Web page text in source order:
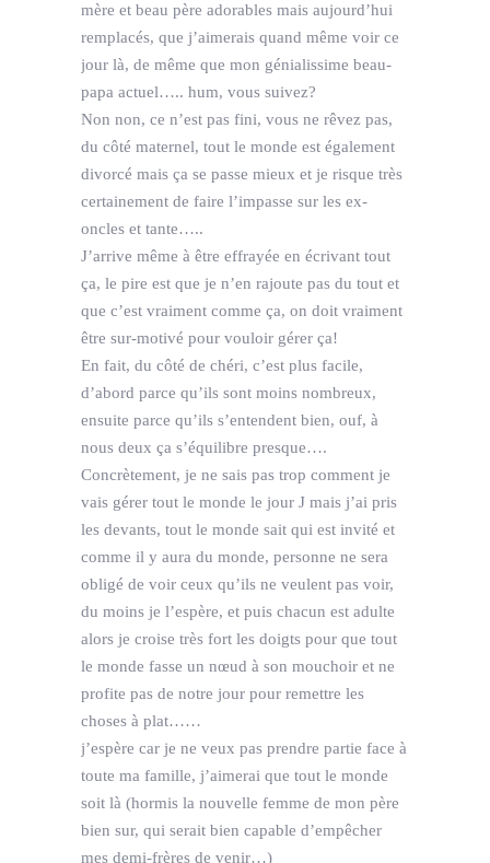
mère et beau père adorables mais aujourd’hui
remplacés, que j’aimerais quand même voir ce
jour là, de même que mon génialissime beau-
papa actuel….. hum, vous suivez?
Non non, ce n’est pas fini, vous ne rêvez pas,
du côté maternel, tout le monde est également
divorcé mais ça se passe mieux et je risque très
certainement de faire l’impasse sur les ex-
oncles et tante…..
J’arrive même à être effrayée en écrivant tout
ça, le pire est que je n’en rajoute pas du tout et
que c’est vraiment comme ça, on doit vraiment
être sur-motivé pour vouloir gérer ça!
En fait, du côté de chéri, c’est plus facile,
d’abord parce qu’ils sont moins nombreux,
ensuite parce qu’ils s’entendent bien, ouf, à
nous deux ça s’équilibre presque….
Concrètement, je ne sais pas trop comment je
vais gérer tout le monde le jour J mais j’ai pris
les devants, tout le monde sait qui est invité et
comme il y aura du monde, personne ne sera
obligé de voir ceux qu’ils ne veulent pas voir,
du moins je l’espère, et puis chacun est adulte
alors je croise très fort les doigts pour que tout
le monde fasse un nœud à son mouchoir et ne
profite pas de notre jour pour remettre les
choses à plat……
j’espère car je ne veux pas prendre partie face à
toute ma famille, j’aimerai que tout le monde
soit là (hormis la nouvelle femme de mon père
bien sur, qui serait bien capable d’empêcher
mes demi-frères de venir…)